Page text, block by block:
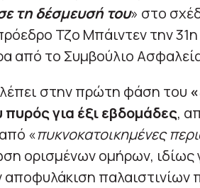
τη δέσμευσή του» στο
Τζο Μπάιντεν την
από το Συμβούλιο
στην πρώτη φάση του «
για έξι εβδομάδες,
«πυκνοκατοικημένες
ορισμένων ομήρων,
αποφυλάκιση παλαιστινίων